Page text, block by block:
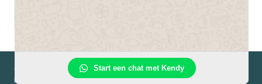
© 2026 Schuttingkampioen
Privacyverklaring Algemene voorwaarden
Start een chat met Kendy